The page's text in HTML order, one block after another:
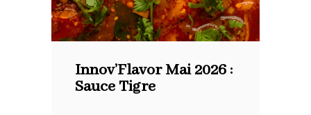
Innov’Flavor Mai 2026 :
Sauce Tigre